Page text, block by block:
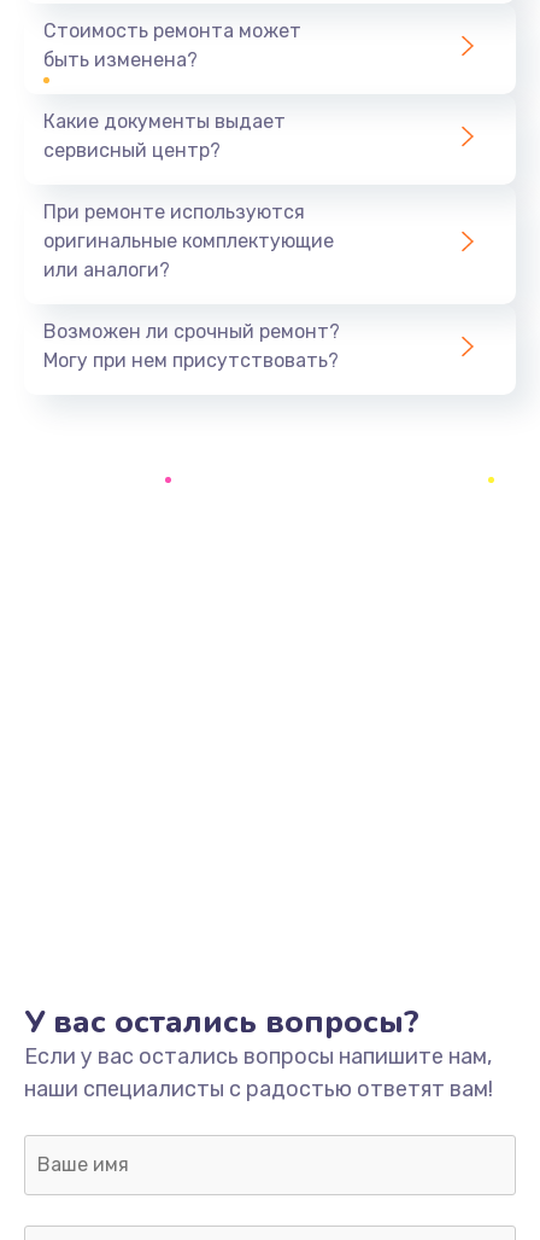
2500 руб.
Замена жесткого диска
Установка драйверов
Заказать
Замена материнской платы
1760 руб.
Заказать
Замена USB порта
1245 руб.
Стоимость ремонта может
быть изменена?
Какие документы выдает
сервисный центр?
При ремонте используются
оригинальные комплектующие
или аналоги?
Возможен ли срочный ремонт?
Могу при нем присутствовать?
У вас остались вопросы?
Если у вас остались вопросы напишите нам,
наши специалисты с радостью ответят вам!